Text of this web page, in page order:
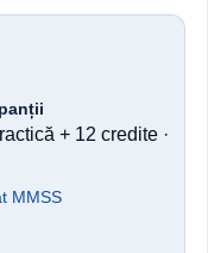
+ 12 credite ·
MMSS